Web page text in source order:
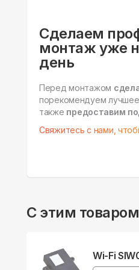
Сделаем
монтаж уже
день
Перед монтажом
порекомендуем
также предоставим
Свяжитесь с нами,
С этим
Wi-Fi